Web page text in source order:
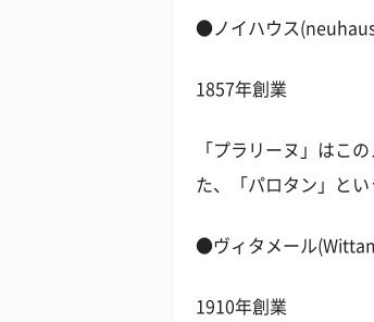
●ノイハウス
1857年創業
「プラリーヌ」はこ
た、「パロタン」と
●ヴィタメール
1910年創業